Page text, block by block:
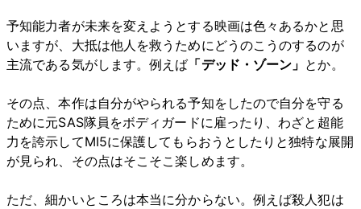
予知能力者が未来を変えようとする映画は色々あるかと思
いますが、大抵は他人を救うためにどうのこうのするのが
主流である気がします。例えば 「デッド・ゾーン」 とか。
その点、本作は自分がやられる予知をしたので自分を守る
ために元SAS隊員をボディガードに雇ったり、わざと超能
力を誇示してMI5に保護してもらおうとしたりと独特な展開
が見られ、その点はそこそこ楽しめます。
ただ、細かいところは本当に分からない。例えば殺人犯は